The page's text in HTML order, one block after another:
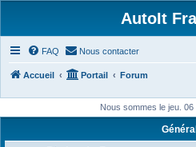
AutoIt
FAQ Nous contacter
Accueil Portail Forum
Nous sommes le jeu.
Général